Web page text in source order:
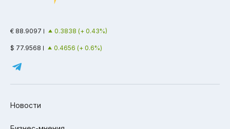
€ 88.9097 0.3838 (+ 0.43%)
$ 77.9568 0.4656 (+ 0.6%)
Новости